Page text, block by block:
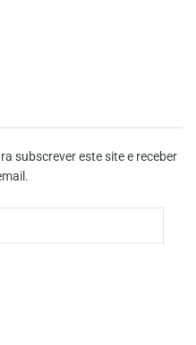
subscrever este site e receber